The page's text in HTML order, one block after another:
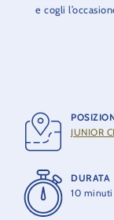
e cogli
lo
JUNIOR
DURATA
10 minuti